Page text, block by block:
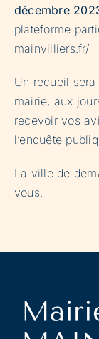
décembre
plateforme
mainvilliers.fr/
Un recueil
mairie, aux
recevoir vos
l’enquête
La ville de
vous.